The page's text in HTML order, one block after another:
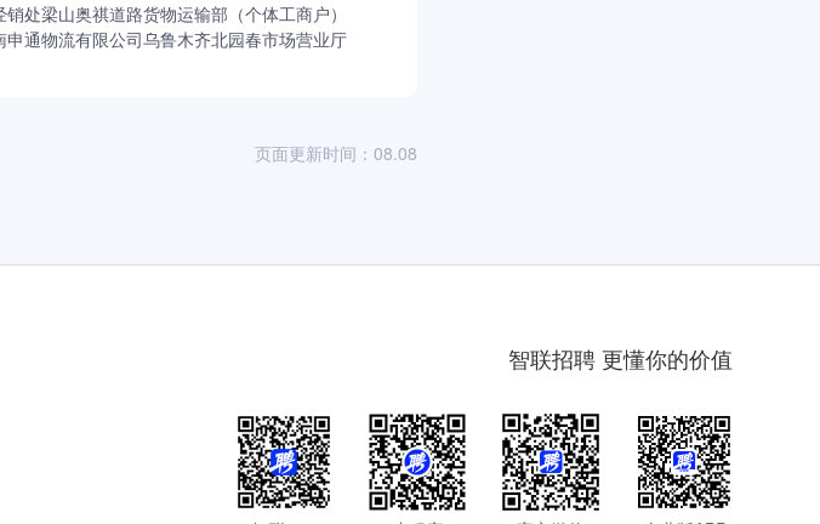
销处梁山奥祺道路货物运输部（个体工商户）
申通物流有限公司乌鲁木齐北园春市场营业厅
页面更新时间：08.08
智联招聘 更懂你的价值